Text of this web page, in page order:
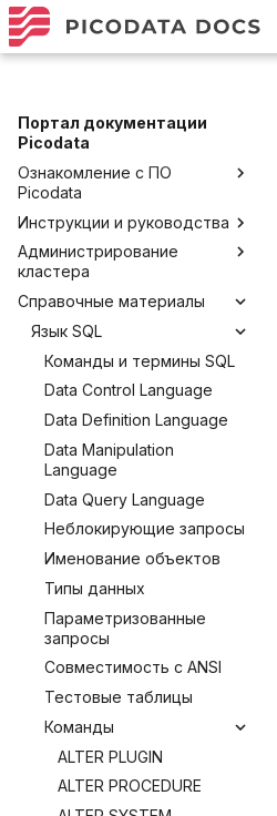
Портал документации
Picodata
Ознакомление с ПО
Picodata
Общее описание продукта
Преимущества Picodata
Глоссарий
Обратная связь и
получение помощи
Лицензирование
Политика версионирования
Инструкции и руководства
Установка Picodata
Запуск и развертывание
Запуск Picodata
Создание кластера
Добавление узлов
Удаление узлов
Начало работы
Подключение и работа в
консоли
Подключение через
DBeaver
Работа с данными SQL
Работа в веб-интерфейсе
Разработка приложений
Создание плагина
Управление плагинами
Внешние коннекторы
Список коннекторов
JDBC
Администрирование
кластера
Развертывание кластера
через Ansible
Picodata в Kubernetes
Управление кластером в
промышленной среде с
ограниченными
привилегиями
Конфигурирование
Мониторинг
Резервное копирование
Управление доступом
Аутентификация с помощью
LDAP/LDAPS
Включение протокола SSL
Использование журнала
аудита
Рекомендации по сайзингу
Настройка Systemd
Устранение неполадок
Справочные материалы
Язык SQL
Команды и термины SQL
Data Control Language
Data Definition Language
Data Manipulation
Language
Data Query Language
Неблокирующие запросы
Именование объектов
Типы данных
Параметризованные
запросы
Совместимость с ANSI
Тестовые таблицы
Команды
ALTER PLUGIN
ALTER PROCEDURE